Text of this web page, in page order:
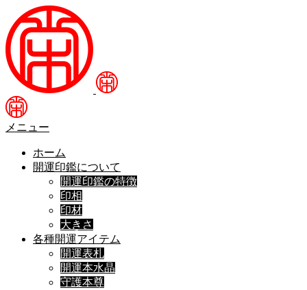
メニュー
ホーム
開運印鑑について
開運印鑑の特徴
印相
印材
大きさ
各種開運アイテム
開運表札
開運本水晶
守護本尊